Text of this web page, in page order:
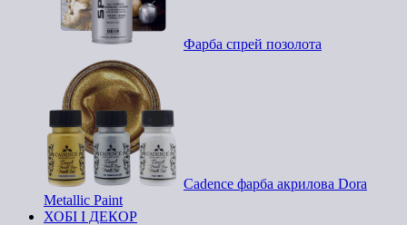
Фарба спрей позолота
Cadence фарба акрилова Dora
Metallic Paint
ХОБІ І ДЕКОР